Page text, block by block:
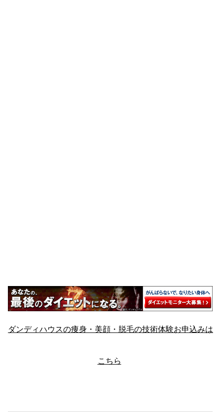
ダンディハウスの痩身・美顔・脱毛の技術体験お申込みは
こちら